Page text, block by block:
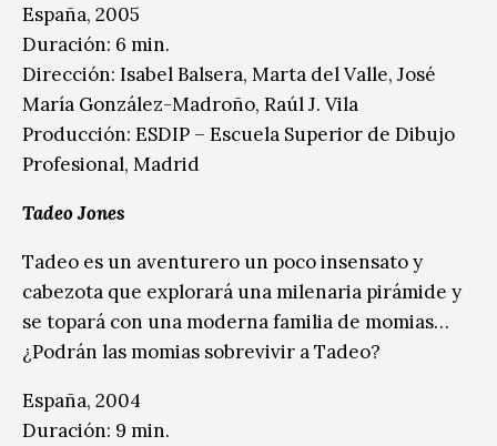
España, 2005
Duración: 6 min.
Dirección: Isabel Balsera, Marta del Valle, José
María González-Madroño, Raúl J. Vila
Producción: ESDIP – Escuela Superior de Dibujo
Profesional, Madrid
Tadeo Jones
Tadeo es un aventurero un poco insensato y
cabezota que explorará una milenaria pirámide y
se topará con una moderna familia de momias…
¿Podrán las momias sobrevivir a Tadeo?
España, 2004
Duración: 9 min.